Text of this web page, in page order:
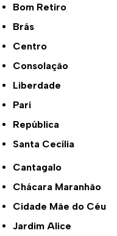
Bom Retiro
Brás
Centro
Consolação
Liberdade
Pari
República
Santa Cecília
Cantagalo
Chácara Maranhão
Cidade Mãe do Céu
Jardim Alice